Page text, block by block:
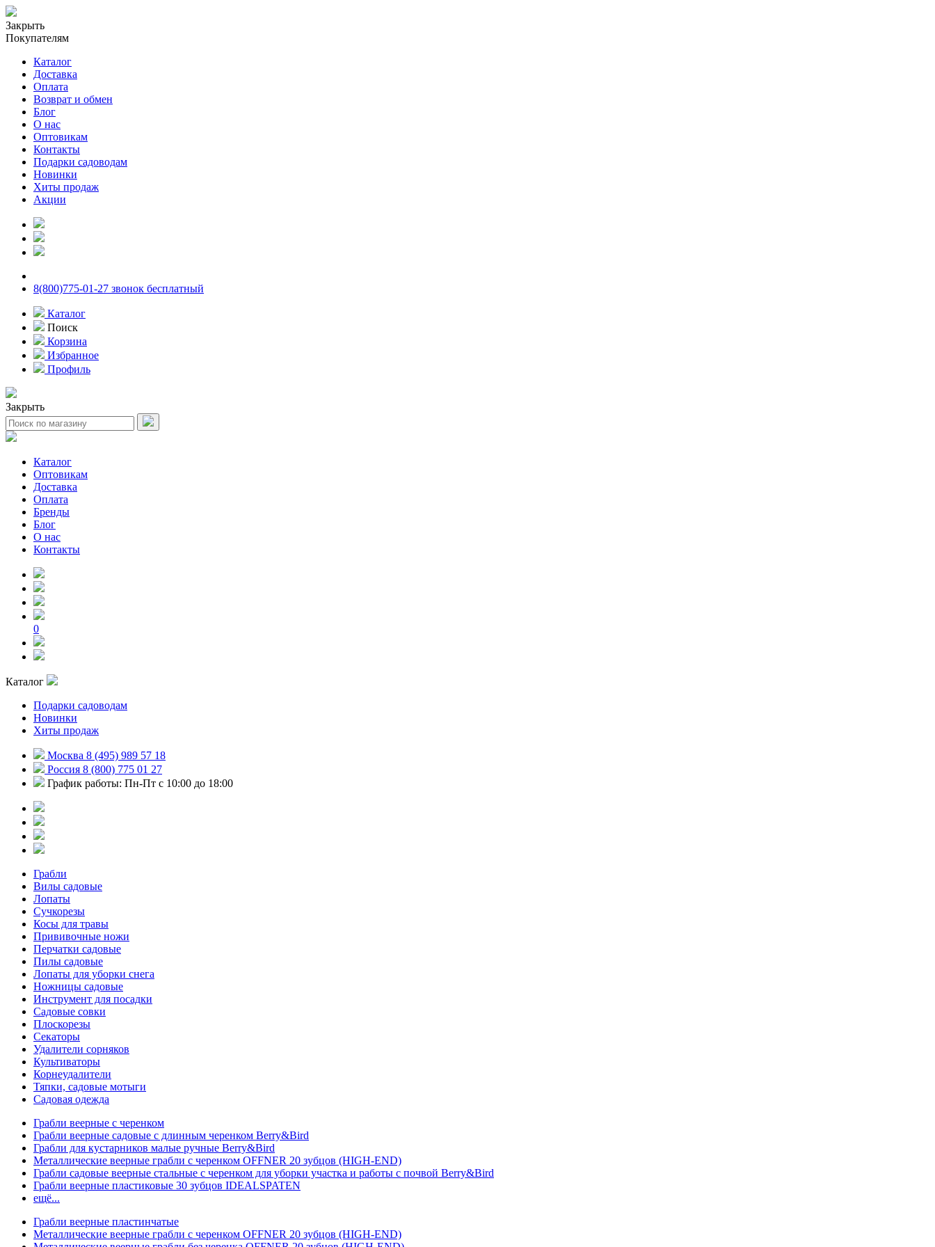
Закрыть
Покупателям
Каталог
Доставка
Оплата
Возврат и обмен
Блог
О нас
Оптовикам
Контакты
Подарки садоводам
Новинки
Хиты продаж
Акции
8(800)775-01-27 звонок бесплатный
Каталог
Поиск
Корзина
Избранное
Профиль
Закрыть
Каталог
Оптовикам
Доставка
Оплата
Бренды
Блог
О нас
Контакты
0
Каталог
Подарки садоводам
Новинки
Хиты продаж
Москва 8 (495) 989 57 18
Россия 8 (800) 775 01 27
График работы: Пн-Пт с 10:00 до 18:00
Грабли
Вилы садовые
Лопаты
Сучкорезы
Косы для травы
Прививочные ножи
Перчатки садовые
Пилы садовые
Лопаты для уборки снега
Ножницы садовые
Инструмент для посадки
Садовые совки
Плоскорезы
Секаторы
Удалители сорняков
Культиваторы
Корнеудалители
Тяпки, садовые мотыги
Садовая одежда
Грабли веерные с черенком
Грабли веерные садовые с длинным черенком Berry&Bird
Грабли для кустарников малые ручные Berry&Bird
Металлические веерные грабли с черенком OFFNER 20 зубцов (HIGH-END)
Грабли садовые веерные стальные с черенком для уборки участка и работы с почвой Berry&Bird
Грабли веерные пластиковые 30 зубцов IDEALSPATEN
ещё...
Грабли веерные пластинчатые
Металлические веерные грабли с черенком OFFNER 20 зубцов (HIGH-END)